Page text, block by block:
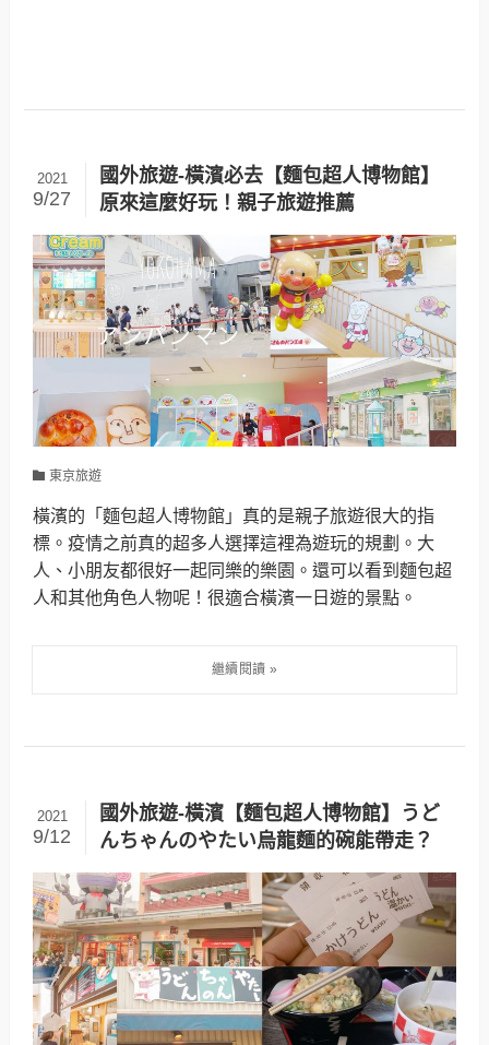
國外旅遊-橫濱必去【麵包超人博物館】
原來這麼好玩！親子旅遊推薦
2021
9/27
東京旅遊
橫濱的「麵包超人博物館」真的是親子旅遊很大的指
標。疫情之前真的超多人選擇這裡為遊玩的規劃。大
人、小朋友都很好一起同樂的樂園。還可以看到麵包超
人和其他角色人物呢！很適合橫濱一日遊的景點。
國外旅遊-橫濱【麵包超人博物館】うど
んちゃんのやたい烏龍麵的碗能帶走？
2021
9/12